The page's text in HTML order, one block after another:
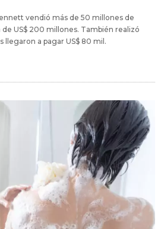
vendió más de 50 millones de
US$ 200 millones. También realizó
llegaron a pagar US$ 80 mil.